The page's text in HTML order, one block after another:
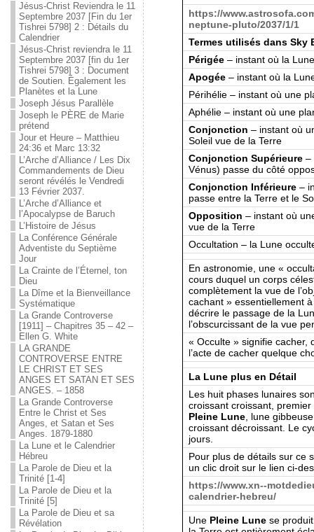
Jésus-Christ Reviendra le 11
Septembre 2037 [Fin du 1er
Tishrei 5798] 2 : Détails du
Calendrier
Jésus-Christ reviendra le 11
Septembre 2037 [fin du 1er
Tishrei 5798] 3 : Document
de Soutien. Également les
Planètes et la Lune
Joseph Jésus Parallèle
Joseph le PÈRE de Marie
prétend
Jour et Heure – Matthieu
24:36 et Marc 13:32
L’Arche d’Alliance / Les Dix
Commandements de Dieu
seront révélés le Vendredi
13 Février 2037.
L’Arche d’Alliance et
l’Apocalypse de Baruch
L’Histoire de Jésus
La Conférence Générale
Adventiste du Septième
Jour
La Crainte de l’Éternel, ton
Dieu
La Dîme et la Bienveillance
Systématique
La Grande Controverse
[1911] – Chapitres 35 – 42 –
Ellen G. White
LA GRANDE
CONTROVERSE ENTRE
LE CHRIST ET SES
ANGES ET SATAN ET SES
ANGES. – 1858
La Grande Controverse
Entre le Christ et Ses
Anges, et Satan et Ses
Anges. 1879-1880
La Lune et le Calendrier
Hébreu
La Parole de Dieu et la
Trinité [1-4]
La Parole de Dieu et la
Trinité [5]
La Parole de Dieu et sa
Révélation
https://
neptune-pluto/2037/1/1
Termes utilisés dans Sky
Périgée– instant où la
Apogée– instant où la
Périhélie – instant où une
Aphélie – instant où une
Conjonction – instant où
Soleil vue de la Terre
Conjonction Supérieure–
Vénus) passe du côté
Conjonction Inférieure–
passe entre la Terre et le
Opposition – instant où
vue de la Terre
Occultation – la Lune
En astronomie, une «
cours duquel un corps
complètement la vue de
cachant » essentiellement
décrire le passage de la
l’obscurcissant de la vue
« Occulte » signifie cacher,
l’acte de cacher quelque
La Lune plus en Détail
Les huit phases lunaires
croissant croissant,
Pleine Lune, lune
croissant décroissant. Le
jours.
Pour plus de détails sur ce
un clic droit sur le lien ci-
https://www.xn--
calendrier-hebreu/
Une Pleine Lunese produit